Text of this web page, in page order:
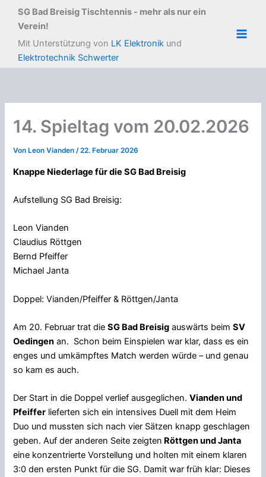
Inhalt
SG Bad Breisig Tischtennis - mehr als nur ein
Verein!
Mit Unterstützung von LK Elektronik und
Elektrotechnik Schwerter
14. Spieltag vom 20.02.2026
Von Leon Vianden/22. Februar 2026
Knappe Niederlage für die SG Bad Breisig
Aufstellung SG Bad Breisig:
Leon Vianden
Claudius Röttgen
Bernd Pfeiffer
Michael Janta
Doppel: Vianden/Pfeiffer & Röttgen/Janta
Am 20. Februar trat dieSG Bad Breisig auswärts beimSV
Oedingen an. Schon beim Einspielen war klar, dass es ein
enges und umkämpftes Match werden würde – und genau
so kam es auch.
Der Start in die Doppel verlief ausgeglichen.Vianden und
Pfeiffer lieferten sich ein intensives Duell mit dem Heim
Duo und mussten sich nach vier Sätzen knapp geschlagen
geben. Auf der anderen Seite zeigten Röttgen und Janta
eine konzentrierte Vorstellung und holten mit einem klaren
3:0 den ersten Punkt für die SG. Damit war früh klar: Dieses